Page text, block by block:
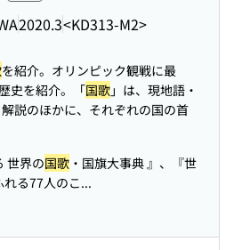
2020.3<KD313-M2>
を紹介。オリンピック観戦に最
史を紹介。「国歌」は、現地語・
説のほかに、それぞれの国の首
世界の国歌 ・国旗大事典 』、『世
れる77人のこ...